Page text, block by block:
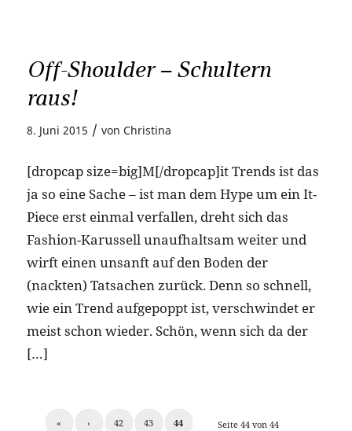
Off-Shoulder – Schultern
raus!
8. Juni 2015 / von Christina
[dropcap size=big]M[/dropcap]it Trends ist das
ja so eine Sache – ist man dem Hype um ein It-
Piece erst einmal verfallen, dreht sich das
Fashion-Karussell unaufhaltsam weiter und
wirft einen unsanft auf den Boden der
(nackten) Tatsachen zurück. Denn so schnell,
wie ein Trend aufgepoppt ist, verschwindet er
meist schon wieder. Schön, wenn sich da der
[…]
Seite 44 von 44
« ‹ 42 43 44